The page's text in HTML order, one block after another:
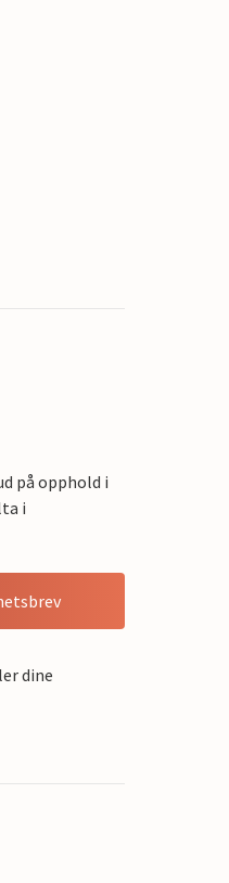
på opphold i
i
dine